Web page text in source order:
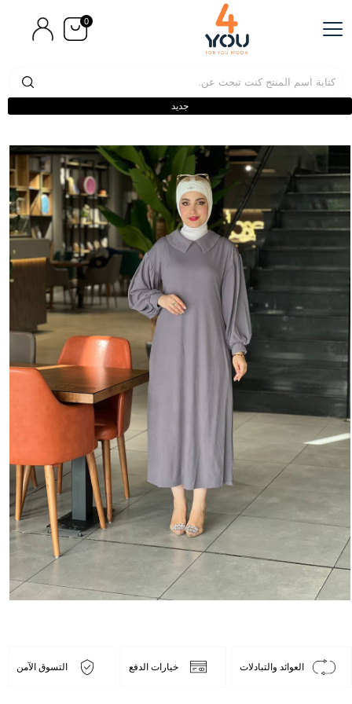
0
جديد
العوائد والتبادلات خيارات الدفع التسوق الآمن